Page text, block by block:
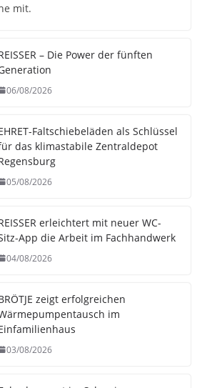
mit.
– Die Power der fünften
06/08/2026
Faltschiebeläden als Schlüssel
das klimastabile Zentraldepot
05/08/2026
erleichtert mit neuer WC-
App die Arbeit im Fachhandwerk
04/08/2026
zeigt erfolgreichen
im
03/08/2026